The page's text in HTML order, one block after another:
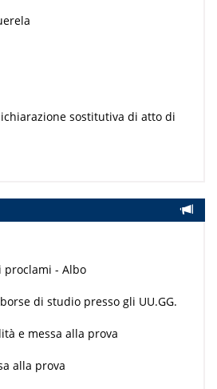
sostitutiva di atto di
- Albo
di studio presso gli UU.GG.
e messa alla prova
alla prova